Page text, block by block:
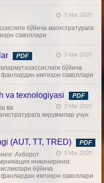
3 Mar 2020
бўйича магистратурага
саволлари
PDF 3 Mar 2020
бўйича
фанлардан имтиҳон саволлари
va texnologiyasi PDF
3 Mar 2020
ва
кирувчилар учун
(AUT, TT, TRED) PDF
3 Mar 2020
Ахборот
инжиниринги:
бўйича
фанлардан имтиҳон саволлари